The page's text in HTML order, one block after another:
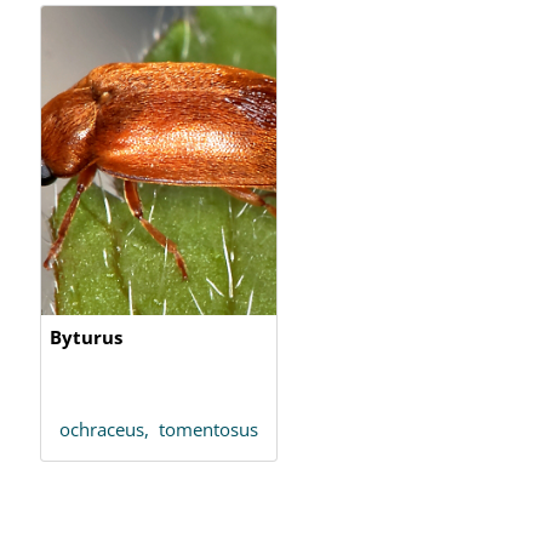
Byturus
ochraceus, tomentosus